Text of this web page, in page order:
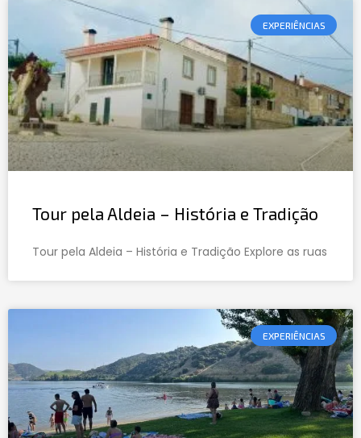
EXPERIÊNCIAS
Tour pela Aldeia – História e Tradição
Tour pela Aldeia – História e Tradição Explore as ruas
EXPERIÊNCIAS